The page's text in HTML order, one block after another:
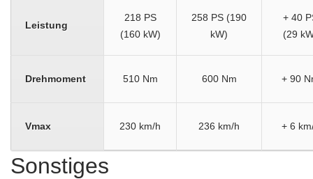
Leistung
218 PS
(160 kW)
258 PS (190
kW)
+ 40
(29
Drehmoment 510 Nm 600 Nm + 90
Vmax 230 km/h 236 km/h + 6
Sonstiges